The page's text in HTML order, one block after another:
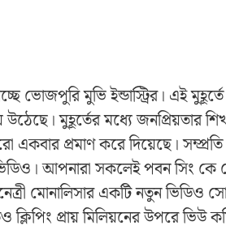
ভোজপুরি মুভি ইন্ডাস্ট্রির। এই
উঠেছে। মুহূর্তের মধ্যে জনপ্রিয়তার
প্রমাণ করে দিয়েছে। সম্প্রতি
আপনারা সকলেই পবন সিং কে
মোনালিসার একটি নতুন ভিডিও
প্রায় মিলিয়নের উপরে ভিউ